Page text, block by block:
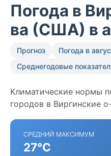
Погода в
ва (США) в
Прогноз Погода в
Среднегодовые
Климатические нормы
городов в Виргинские
СРЕДНИЙ МАКСИМУМ
27°C